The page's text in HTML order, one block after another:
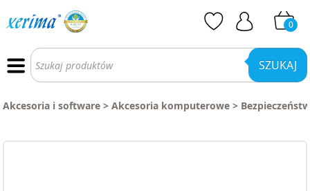
0
Wyszukiwarka
produktów SZUKAJ
Akcesoria i software > Akcesoria komputerowe >